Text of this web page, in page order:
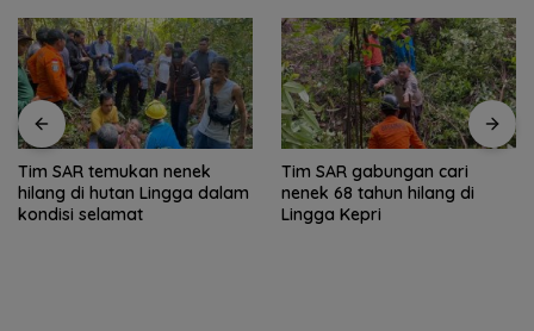
Tim SAR temukan nenek
hilang di hutan Lingga dalam
kondisi selamat
Tim SAR gabungan cari
nenek 68 tahun hilang di
Lingga Kepri